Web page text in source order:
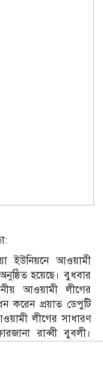
ইউনিয়নে আওয়ামী
হয়েছে। বুধবার
আওয়ামী লীগের
করেন প্রয়াত ডেপুটি
লীগের সাধারণ
রাব্বী বুবলী।